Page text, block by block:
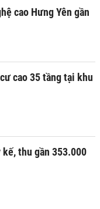
cao Hưng Yên gần
cao 35 tầng tại khu
kế, thu gần 353.000